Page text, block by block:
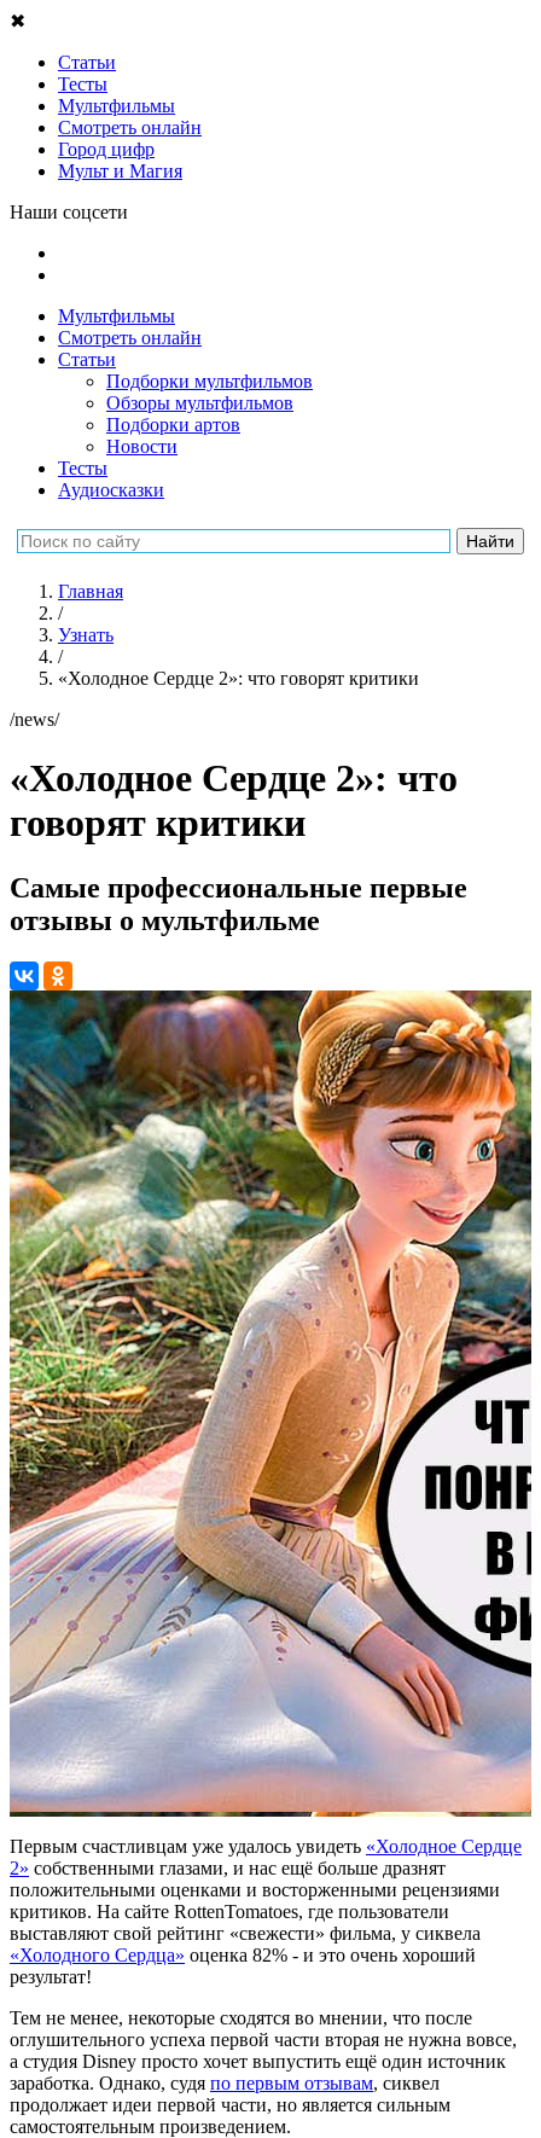
✖
Статьи
Тесты
Мультфильмы
Смотреть онлайн
Город цифр
Мульт и Магия
Наши соцсети
Мультфильмы
Смотреть онлайн
Статьи
Подборки мультфильмов
Обзоры мультфильмов
Подборки артов
Новости
Тесты
Аудиосказки
Главная
/
Узнать
/
«Холодное Сердце 2»: что говорят критики
/news/
«Холодное Сердце 2»: что
говорят критики
Самые профессиональные первые
отзывы о мультфильме
Первым счастливцам уже удалось увидеть «Холодное Сердце
2» собственными глазами, и нас ещё больше дразнят
положительными оценками и восторженными рецензиями
критиков. На сайте RottenTomatoes, где пользователи
выставляют свой рейтинг «свежести» фильма, у сиквела
«Холодного Сердца» оценка 82% - и это очень хороший
результат!
Тем не менее, некоторые сходятся во мнении, что после
оглушительного успеха первой части вторая не нужна вовсе,
а студия Disney просто хочет выпустить ещё один источник
заработка. Однако, судя по первым отзывам, сиквел
продолжает идеи первой части, но является сильным
самостоятельным произведением.